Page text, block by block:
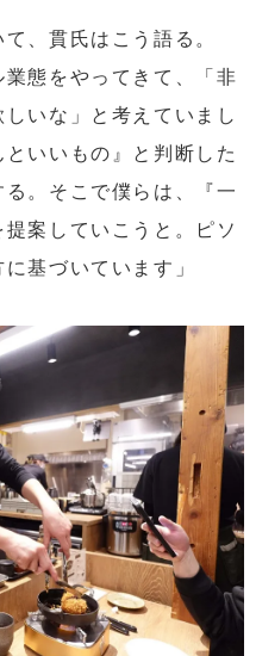
、貫氏はこう語る。
業態をやってきて、「非
いな」と考えていまし
いいもの』と判断した
。そこで僕らは、『一
案していこうと。ピソ
基づいています」